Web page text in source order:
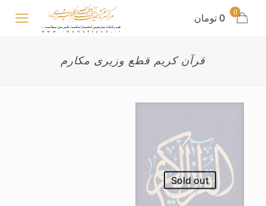
0 0 تومان
قرآن کریم قطع وزیری مکارم
Sold out